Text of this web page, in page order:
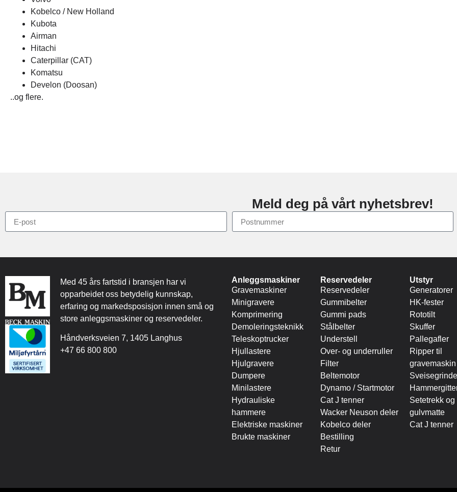
Kobelco / New Holland
Kubota
Airman
Hitachi
Caterpillar (CAT)
Komatsu
Develon (Doosan)
..og flere.
Meld deg på vårt nyhetsbrev!
Med 45 års fartstid i bransjen har vi
opparbeidet oss betydelig kunnskap,
erfaring og markedsposisjon innen små og
store anleggsmaskiner og reservedeler.
Håndverksveien 7, 1405 Langhus
+47 66 800 800
Anleggsmaskiner
Gravemaskiner
Minigravere
Komprimering
Demoleringsteknikk
Teleskoptrucker
Hjullastere
Hjulgravere
Dumpere
Minilastere
Hydrauliske
hammere
Elektriske maskiner
Brukte maskiner
Reservedeler
Reservedeler
Gummibelter
Gummi pads
Stålbelter
Understell
Over- og underruller
Filter
Beltemotor
Dynamo / Startmotor
Cat J tenner
Wacker Neuson deler
Kobelco deler
Bestilling
Retur
Utstyr
Generatorer
HK-fester
Rototilt
Skuffer
Pallegafler
Ripper til
gravemaskin
Setetrekk og
gulvmatte
Cat J tenner